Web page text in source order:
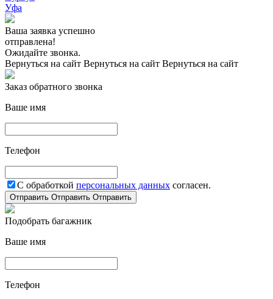
Уфа
Ваша заявка успешно
отправлена!
Ожидайте звонка.
Вернуться на сайт Вернуться на сайт Вернуться на сайт
Заказ обратного звонка
Ваше имя
Телефон
С обработкой персональных данных согласен.
Отправить Отправить Отправить
Подобрать багажник
Ваше имя
Телефон